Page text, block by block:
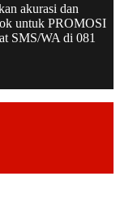
akurasi dan
untuk PROMOSI
SMS/WA di 081